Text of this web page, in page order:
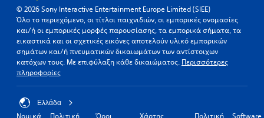
© 2026 Sony Interactive Entertainment Europe Limited (SIEE)
Όλο το περιεχόμενο, οι τίτλοι παιχνιδιών, οι εμπορικές ονομασίες
και/ή οι εμπορικές μορφές παρουσίασης, τα εμπορικά σήματα, τα
εικαστικά και οι σχετικές εικόνες αποτελούν υλικό εμπορικών
σημάτων και/ή πνευματικών δικαιωμάτων των αντίστοιχων
κατόχων τους. Με επιφύλαξη κάθε δικαιώματος. Περισσότερες
πληροφορίες
Ελλάδα
Νομικά Πολιτική Όροι Χάρτης Πολιτική Software